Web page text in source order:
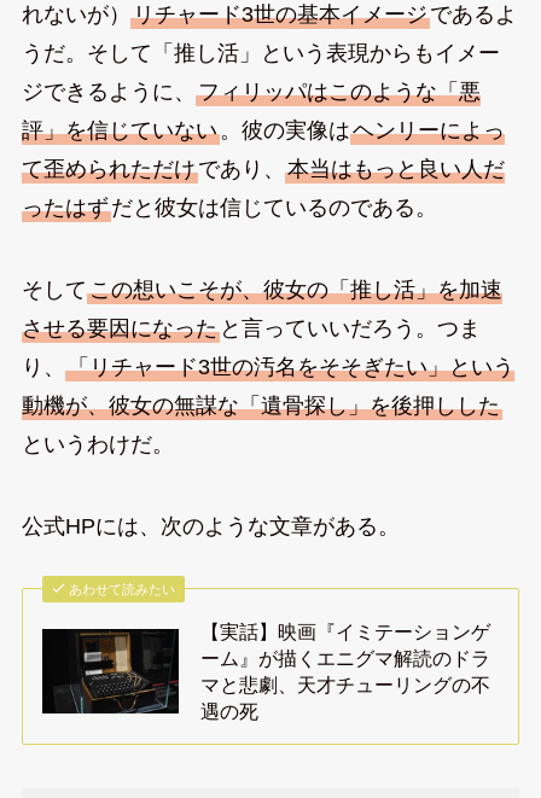
れないが） リチャード3世の基本イメージであるよ
うだ。そして「推し活」という表現からもイメー
ジできるように、 フィリッパはこのような「悪
評」を信じていない。彼の実像はヘンリーによっ
て歪められただけであり、 本当はもっと良い人だ
ったはずだと彼女は信じているのである。
そしてこの想いこそが、彼女の「推し活」を加速
させる要因になったと言っていいだろう。つま
り、 「リチャード3世の汚名をそそぎたい」という
動機が、彼女の無謀な「遺骨探し」を後押しした
というわけだ。
公式HPには、次のような文章がある。
あわせて読みたい
【実話】映画『イミテーションゲ
ーム』が描くエニグマ解読のドラ
マと悲劇、天才チューリングの不
遇の死